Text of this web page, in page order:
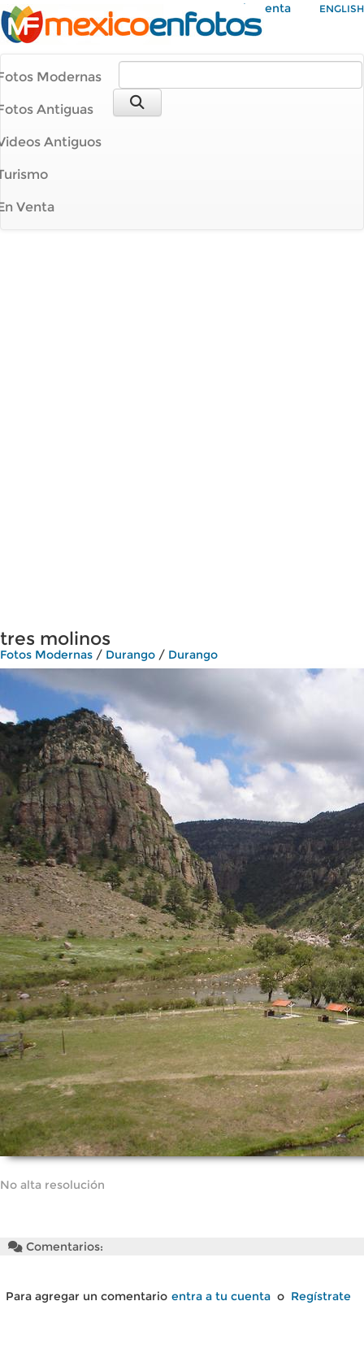
Mi Cuenta ENGLISH
Modernas
Antiguas
Antiguos
Venta
tres molinos
Fotos Modernas / Durango / Durango
No alta resolución
Comentarios:
Para agregar un comentario entra a tu cuenta o Regístrate